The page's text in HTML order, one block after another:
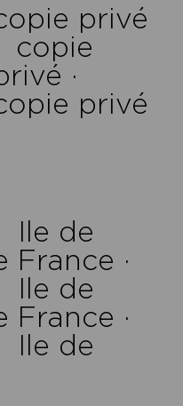
privé
copie
·
privé
Ile de
France ·
Ile de
France ·
Ile de